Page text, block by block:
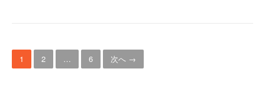
投
稿
1 2 … 6 次へ →